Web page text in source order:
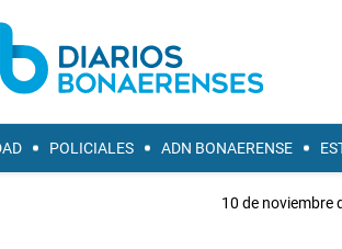
POLICIALES ADN BONAERENSE
10 de noviembre